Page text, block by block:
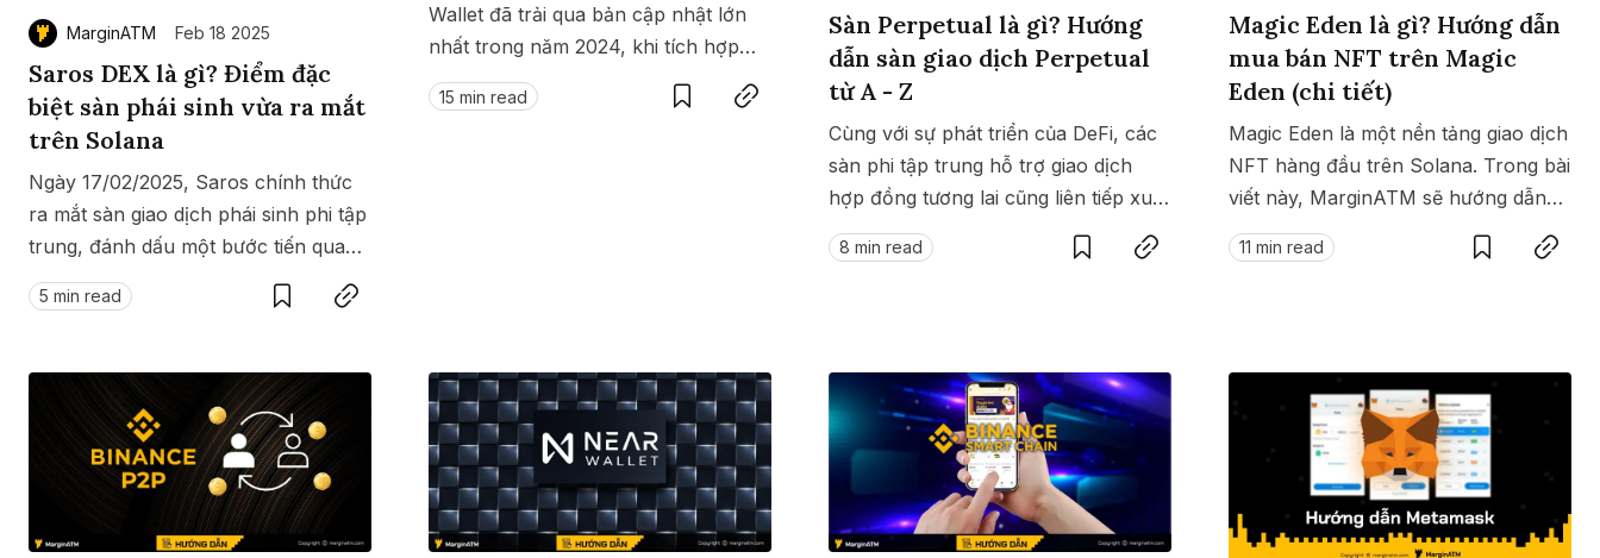
Sàn Giao Dịch
Công Cụ Đầu Tư
Mô Hình Biểu Đồ Giá
GameFi
MarginATM Feb 18 2025
Saros DEX là gì? Điểm đặc
biệt sàn phái sinh vừa ra mắt
trên Solana
Ngày 17/02/2025, Saros chính thức
ra mắt sàn giao dịch phái sinh phi tập
trung, đánh dấu một bước tiến quan
trọng trong hệ sinh thái Saros. Vậy
Saros DEX là gì? Sàn giao dịch này
5 min read
SaveCopy link
Wallet đã trải qua bản cập nhật lớn
nhất trong năm 2024, khi tích hợp
thêm AI, thay đổi giao diện, cải tiến
tính năng… Vậy Coin98 Super Wallet
15 min read
Save Copy link
Sàn Perpetual là gì? Hướng
dẫn sàn giao dịch Perpetual
từ A - Z
Cùng với sự phát triển của DeFi, các
sàn phi tập trung hỗ trợ giao dịch
hợp đồng tương lai cũng liên tiếp xuất
hiện, nổi bật nhất trong số đó là
Perpetual Protocol. Cùng tìm hiểu
8 min read
SaveCopy link
Magic Eden là gì? Hướng dẫn
mua bán NFT trên Magic
Eden (chi tiết)
Magic Eden là một nền tảng giao dịch
NFT hàng đầu trên Solana. Trong bài
viết này, MarginATM sẽ hướng dẫn
giao dịch, mua bán NFT trên Magic
Eden một cách chi tiết.
11 min read
SaveCopy link